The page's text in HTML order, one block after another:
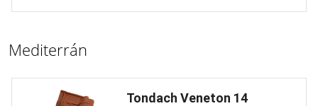
Mediterrán
Tondach Veneton 14